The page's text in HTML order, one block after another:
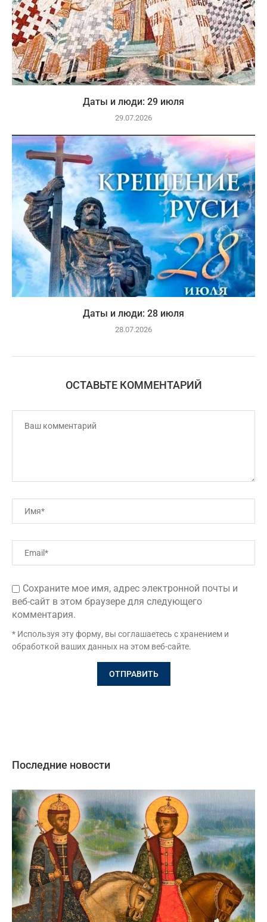
Даты и люди: 29 июля
29.07.2026
Даты и люди: 28 июля
28.07.2026
ОСТАВЬТЕ КОММЕНТАРИЙ
Сохраните мое имя, адрес электронной почты и
веб-сайт в этом браузере для следующего
комментария.
* Используя эту форму, вы соглашаетесь с хранением и
обработкой ваших данных на этом веб-сайте.
Последние новости